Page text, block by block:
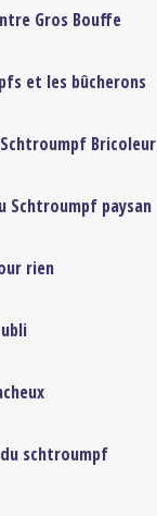
Gros Bouffe
et les bûcherons
Bricoleur
Schtroumpf paysan
rien
schtroumpf